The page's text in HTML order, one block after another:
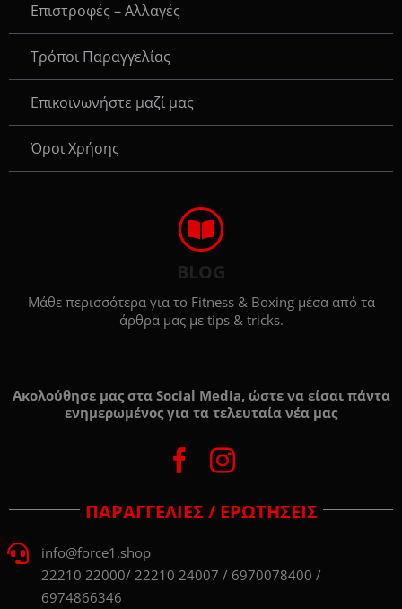
Επιστροφές – Αλλαγές
Τρόποι Παραγγελίας
Eπικοινωνήστε μαζί μας
Όροι Χρήσης
BLOG
Μάθε περισσότερα για το Fitness & Boxing μέσα από τα
άρθρα μας με tips & tricks.
Ακολούθησε μας στα Social Media, ώστε να είσαι πάντα
ενημερωμένος για τα τελευταία νέα μας
ΠΑΡΑΓΓΕΛΙΕΣ / ΕΡΩΤΗΣΕΙΣ
info@force1.shop
22210 22000/ 22210 24007 / 6970078400 /
6974866346